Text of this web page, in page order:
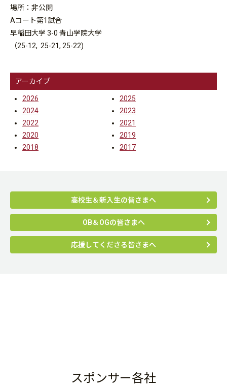
場所：非公開
Aコート第1試合
早稲田大学 3-0 青山学院大学
（25-12, 25-21, 25-22)
アーカイブ
2026
2025
2024
2023
2022
2021
2020
2019
2018
2017
高校生＆新入生の皆さまへ
OB＆OGの皆さまへ
応援してくださる皆さまへ
スポンサー各社